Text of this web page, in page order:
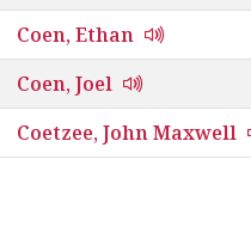
Coen, Ethan
Coen, Joel
Coetzee, John Maxwell